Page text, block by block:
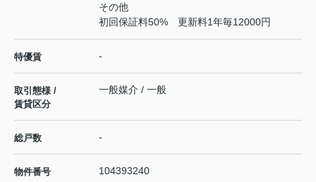
その他
初回保証料50% 更新料1年毎12000円
特優賃 -
取引態様 /
賃貸区分
一般媒介 / 一般
総戸数 -
物件番号 104393240